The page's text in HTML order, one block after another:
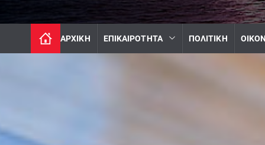
ΑΡΧΙΚΗ ΕΠΙΚΑΙΡΟΤΗΤΑ ΠΟΛΙΤΙΚΗ